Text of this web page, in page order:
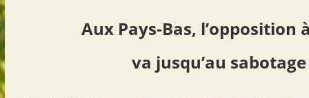
Aux Pays-Bas, l’opposition
va jusqu’au sabotage